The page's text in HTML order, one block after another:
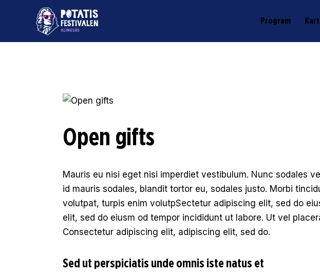
Program
Open gifts
Mauris eu nisi eget nisi imperdiet vestibulum. Nunc sodales
id mauris sodales, blandit tortor eu, sodales justo. Morbi
volutpat, turpis enim volutpSectetur adipiscing elit, sed do
elit, sed do eiusm od tempor incididunt ut labore. Ut vel
Consectetur adipiscing elit, adipiscing elit, sed do.
Sed ut perspiciatis unde omnis iste natus et